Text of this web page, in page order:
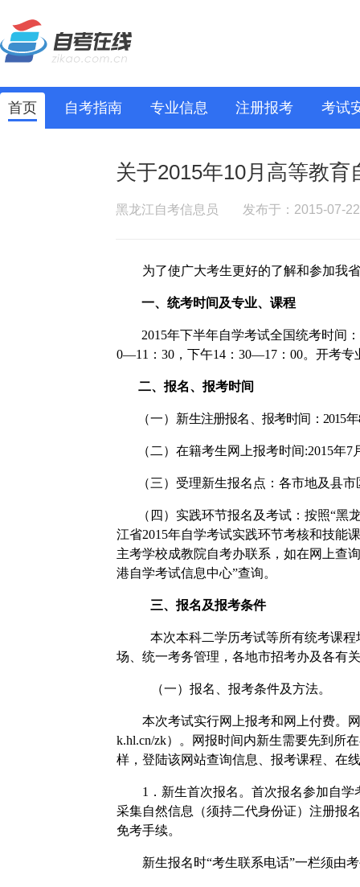
首页 自考指南 专业信息 注册报考 考试
关于2015年10月高等教
黑龙江自考信息员 发布于：2015-07-22
为了使广大考生更好的了解和参加我省
一、统考时间及专业、课程
2015年下半年自学考试全国统考时间：
0—11 ： 30，下午14： 30—17： 00。开考专
二、报名、报考时间
（一） 新生注册报名、报考时间： 2015年
（二）在籍考生网上报考时间:2015年7
（三）受理新生报名点：各市地及县
（四）实践环节报名及考试：按照“
江省2015年自学考试实践环节考核和技能
主考学校成教院自考办联系，如在网上查
港自学考试信息中心”查询。
三、报名及报考条件
本次本科二学历考试等所有统考课
场、统一考务管理，各地市招考办及各有
（一）报名、报考条件及方法。
本次考试实行网上报考和网上付费。网
k.hl.cn/zk）。网报时间内新生需要先到所
样，登陆该网站查询信息、报考课程、在
1 ．新生首次报名。首次报名参加自
采集自然信息（须持二代身份证）注册报
免考手续。
新生报名时“考生联系电话”一栏须由